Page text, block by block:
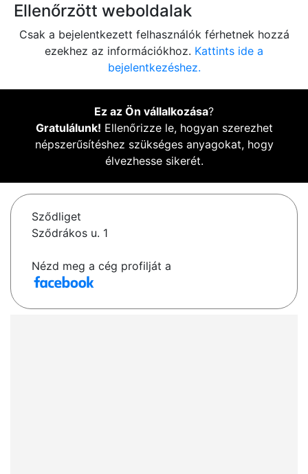
Ellenőrzött weboldalak
Csak a bejelentkezett felhasználók férhetnek hozzá
ezekhez az információkhoz. Kattints ide a
bejelentkezéshez.
Ez az Ön vállalkozása?
Gratulálunk! Ellenőrizze le, hogyan szerezhet
népszerűsítéshez szükséges anyagokat, hogy
élvezhesse sikerét.
Sződliget
Sződrákos u. 1
Nézd meg a cég profilját a